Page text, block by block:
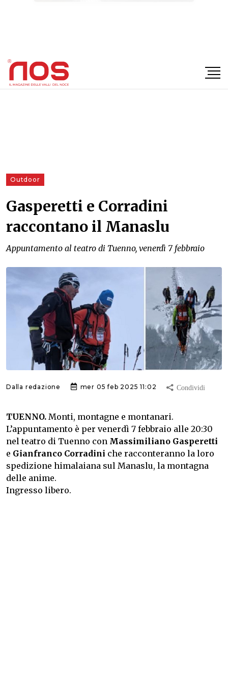
Outdoor
Gasperetti e Corradini
raccontano il Manaslu
Appuntamento al teatro di Tuenno, venerdì 7 febbraio
Dalla redazione mer 05 feb 2025 11:02
TUENNO. Monti, montagne e montanari.
L’appuntamento è per venerdì 7 febbraio alle 20:30
nel teatro di Tuenno con Massimiliano Gasperetti
e Gianfranco Corradini che racconteranno la loro
spedizione himalaiana sul Manaslu, la montagna
delle anime.
Ingresso libero.